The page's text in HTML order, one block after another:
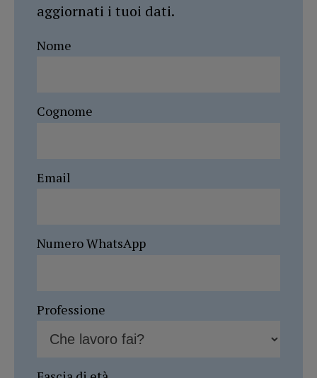
aggiornati i tuoi dati.
Nome
Cognome
Email
Numero WhatsApp
Professione